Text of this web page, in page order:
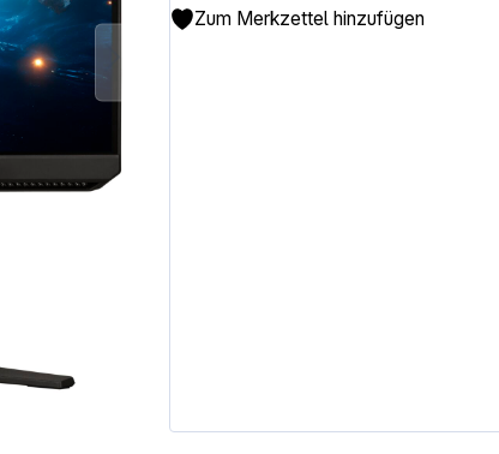
Zum Merkzettel hinzufügen